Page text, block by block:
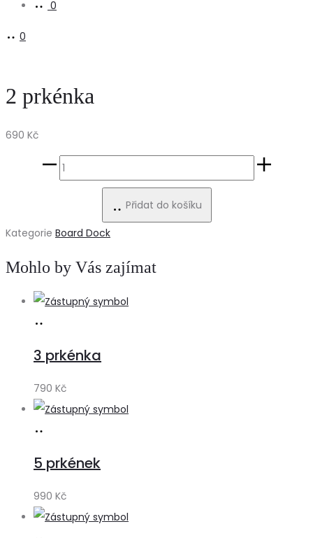
0
0
2 prkénka
690 Kč
2
Přidat do košíku
Kategorie Board Dock
Mohlo by Vás zajímat
košíku
3 prkénka
790 Kč
košíku
5 prkének
990 Kč